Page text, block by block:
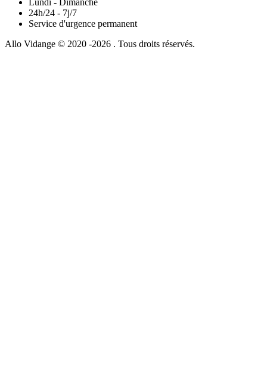
24h/24 - 7j/7
Service d'urgence permanent
Allo Vidange © 2020 -2026 . Tous droits réservés.